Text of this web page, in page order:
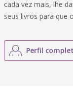
cada vez mais, lhe
seus livros para que
Perfil